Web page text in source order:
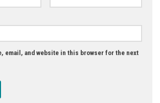
email, and website in this browser for the next